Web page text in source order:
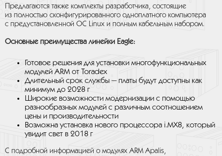
Предлагаются также комплекты разработчика, состоящие
из полностью сконфигурированного одноплатного компьютера
с предустановленной ОС Linux и полным кабельным набором.
Основные преимущества линейки Eagle:
Готовое решения для установки многофункциональных
модулей ARM от Toradex
Длительный срок службы — платы будут доступны как
минимум до 2028 г
Широкие возможности модернизации с помощью
разнообразных модулей с различным соотношением
цены и производительности
Возможна установка нового процессора i.MX8, который
увидит свет в 2018 г
С подробной информацией о модулях ARM Apalis,